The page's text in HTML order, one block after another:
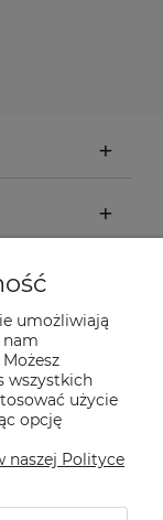
umożliwiają
nam
wszystkich
użycie
opcję
naszej Polityce